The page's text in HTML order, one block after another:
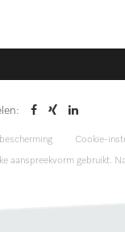
Cookie-
aanspreekvorm gebruikt.